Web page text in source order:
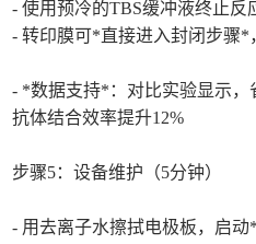
- 使用预冷的TBS缓冲液终止
- 转印膜可*直接进入封闭步骤*
- *数据支持*：对比实验显示，
抗体结合效率提升12%
步骤5：设备维护（5分钟）
- 用去离子水擦拭电极板，启